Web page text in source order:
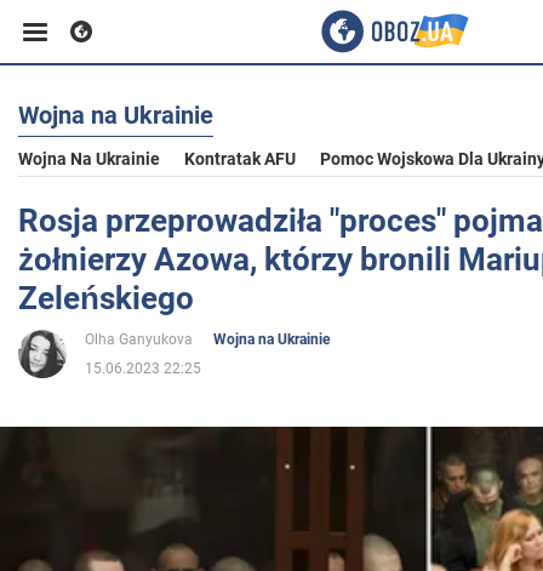
Biznes
Sport
Rozrywka
Życie
Społeczeństwo
Wojna na Ukrainie
Wojna Na Ukrainie Kontratak AFU Pomoc Wojskowa Dla
Rosja przeprowadziła "proces"
żołnierzy Azowa, którzy bronili
Zeleńskiego
Olha Ganyukova
Wojna na Ukrainie
15.06.2023 22:25